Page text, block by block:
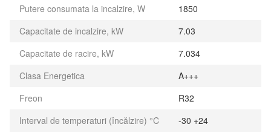
Putere consumata la incalzire, W
1850
Capacitate de incalzire, kW
7.03
Capacitate de racire, kW
7.034
Clasa Energetica
A+++
Freon
R32
Interval de temperaturi (încălzire) °C
-30 +24